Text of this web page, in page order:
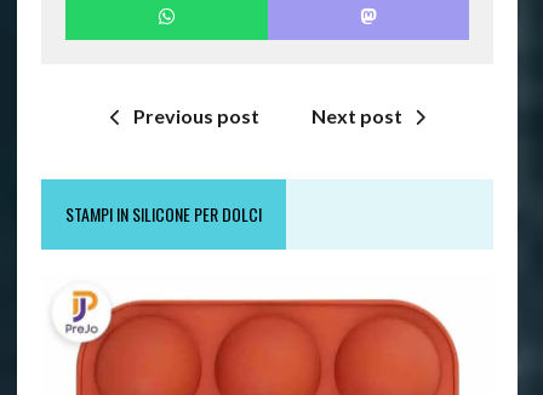
Previous post Next post
STAMPI IN SILICONE PER DOLCI